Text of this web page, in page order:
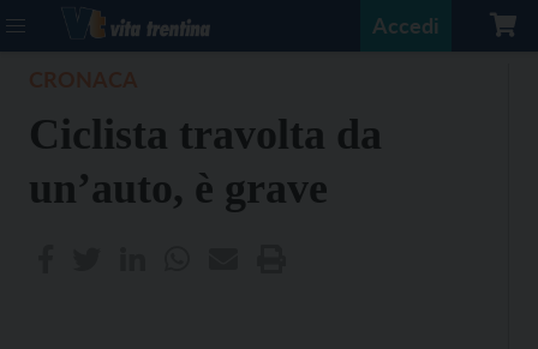
Accedi
Ciclista travolta da
un’auto, è grave